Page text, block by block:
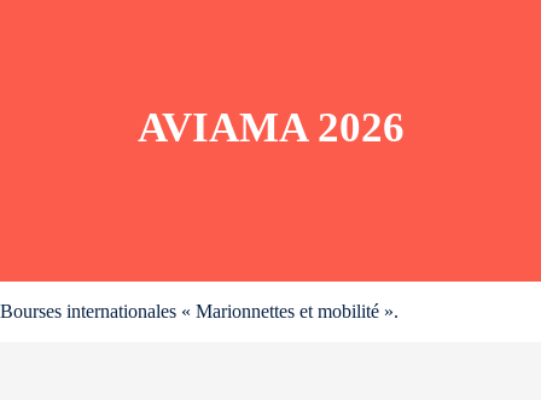
AVIAMA 2026
Bourses internationales « Marionnettes et mobilité ».